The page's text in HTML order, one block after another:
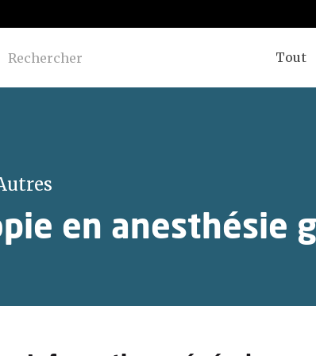
Tout
en anesthésie